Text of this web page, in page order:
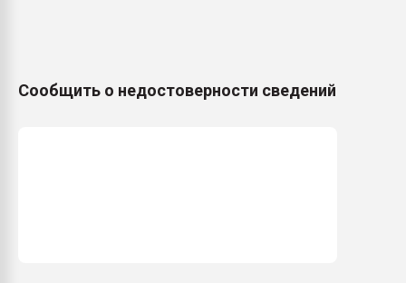
Сообщить о недостоверности сведений